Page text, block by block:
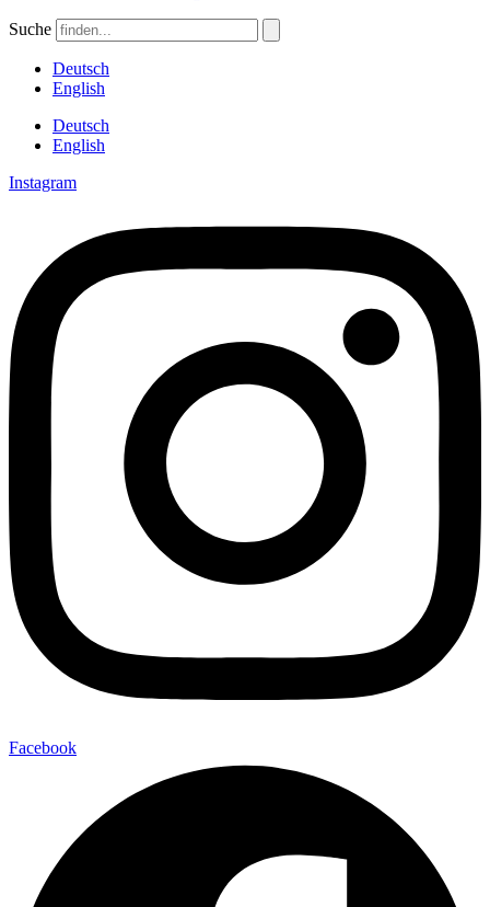
Suche
Deutsch
English
Deutsch
English
Instagram
Facebook